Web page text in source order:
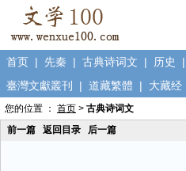
首页 | 先秦 | 古典诗词文 | 历史 |
臺灣文獻叢刊
| 道藏繁體 | 大藏经
您的位置 ： 首页 > 古典诗词文
前一篇
返回目录 后一篇